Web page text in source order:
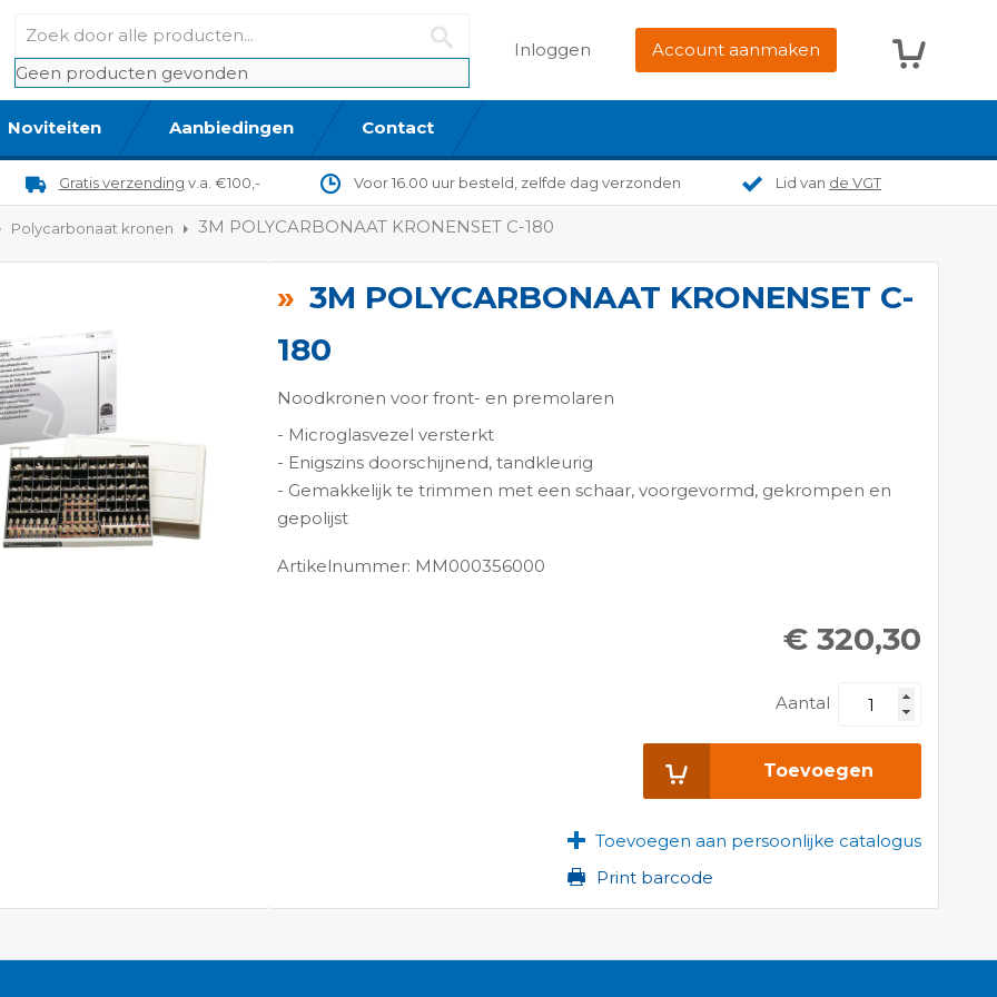
Geen producten gevonden
Inloggen Account aanmaken
Noviteiten Aanbiedingen Contact
Gratis verzending v.a. €100,- Voor 16.00 uur besteld, zelfde dag verzonden Lid van de VGT
Polycarbonaat kronen 3M POLYCARBONAAT KRONENSET C-180
3M POLYCARBONAAT KRONENSET C-
180
Noodkronen voor front- en premolaren
- Microglasvezel versterkt
- Enigszins doorschijnend, tandkleurig
- Gemakkelijk te trimmen met een schaar, voorgevormd, gekrompen en
gepolijst
Artikelnummer: MM000356000
€ 320,30
Aantal
Toevoegen
Toevoegen aan persoonlijke catalogus
Print barcode